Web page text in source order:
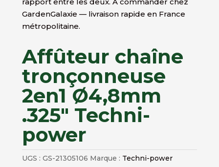
GardenGalaxie — livraison rapide en France
métropolitaine.
Affûteur chaîne
tronçonneuse
2en1 Ø4,8mm
.325″ Techni-
power
UGS : GS-21305106 Marque : Techni-power